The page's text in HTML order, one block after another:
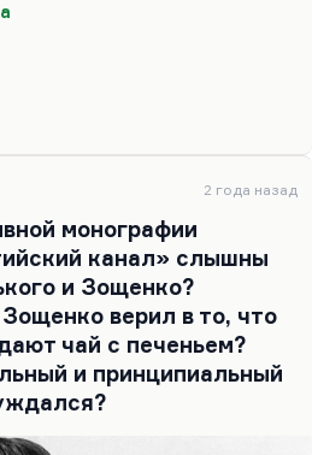
солнца» особенно
восходом солнца»?
новой эры, в которой
Понимаете, в
полностью подвластен
Зощенко, это торжество
Он решил свою
подставить под
2 года назад
монографии
канал» слышны
и Зощенко?
верил в то, что
чай с печеньем?
и принципиальный